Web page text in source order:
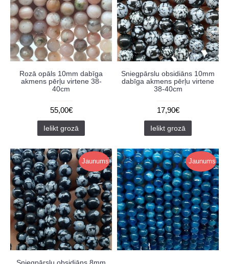
Rozā opāls 10mm dabīga
akmens pērļu virtene 38-
40cm
55,00€
Ielikt grozā
Sniegpārslu obsidiāns 10mm
dabīga akmens pērļu virtene
38-40cm
17,90€
Ielikt grozā
Jaunums Jaunums